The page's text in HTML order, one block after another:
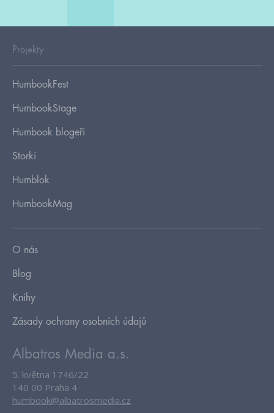
Projekty
HumbookFest
HumbookStage
Humbook blogeři
Storki
Humblok
HumbookMag
O nás
Blog
Knihy
Zásady ochrany osobních údajů
Albatros Media a.s.
5. května 1746/22
140 00 Praha 4
humbook@albatrosmedia.cz